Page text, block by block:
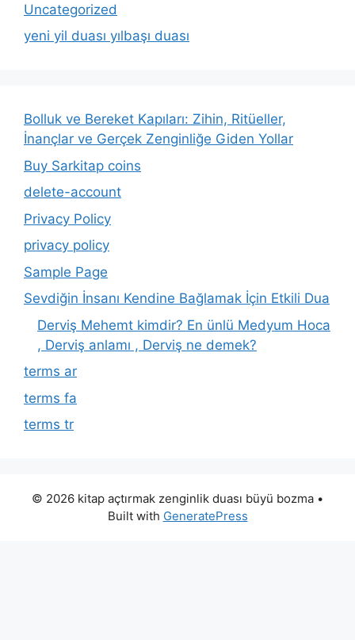
Uncategorized
yeni yil duası yılbaşı duası
Bolluk ve Bereket Kapıları: Zihin, Ritüeller,
İnançlar ve Gerçek Zenginliğe Giden Yollar
Buy Sarkitap coins
delete-account
Privacy Policy
privacy policy
Sample Page
Sevdiğin İnsanı Kendine Bağlamak İçin Etkili Dua
Derviş Mehemt kimdir? En ünlü Medyum Hoca
, Derviş anlamı , Derviş ne demek?
terms ar
terms fa
terms tr
© 2026 kitap açtırmak zenginlik duası büyü bozma •
Built with GeneratePress